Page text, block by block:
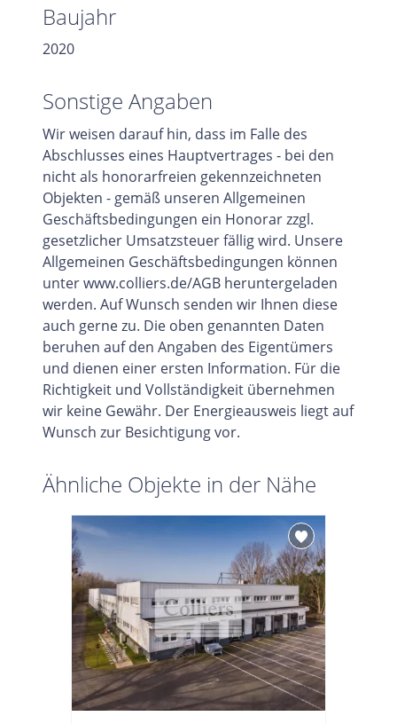
Baujahr
2020
Sonstige Angaben
Wir weisen darauf hin, dass im Falle des
Abschlusses eines Hauptvertrages - bei den
nicht als honorarfreien gekennzeichneten
Objekten - gemäß unseren Allgemeinen
Geschäftsbedingungen ein Honorar zzgl.
gesetzlicher Umsatzsteuer fällig wird. Unsere
Allgemeinen Geschäftsbedingungen können
unter www.colliers.de/AGB heruntergeladen
werden. Auf Wunsch senden wir Ihnen diese
auch gerne zu. Die oben genannten Daten
beruhen auf den Angaben des Eigentümers
und dienen einer ersten Information. Für die
Richtigkeit und Vollständigkeit übernehmen
wir keine Gewähr. Der Energieausweis liegt auf
Wunsch zur Besichtigung vor.
Ähnliche Objekte in der Nähe